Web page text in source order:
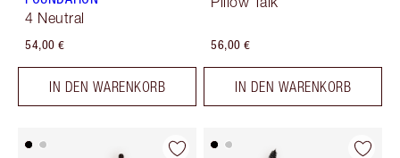
4 Neutral
54,00 €
IN DEN WARENKORB
56,00 €
IN DEN WARENKORB